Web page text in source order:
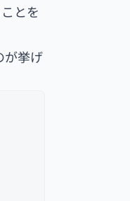
とを
が挙げ